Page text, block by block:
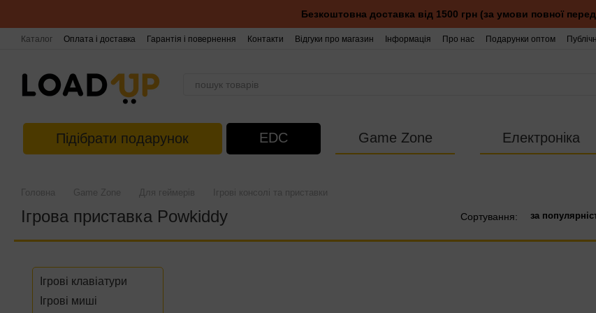
Безкоштовна доставка від 1500 грн (за умови повної
Каталог Оплата і доставка Гарантія і повернення Контакти Відгуки про магазин Інформація Про нас Подарунки оптом
Підібрати подарунок EDC Game Zone Електроніка
Головна Game Zone Для геймерів Ігрові консолі та приставки
Ігрова приставка Powkiddy Сортування: за
Ігрові клавіатури
Ігрові миші